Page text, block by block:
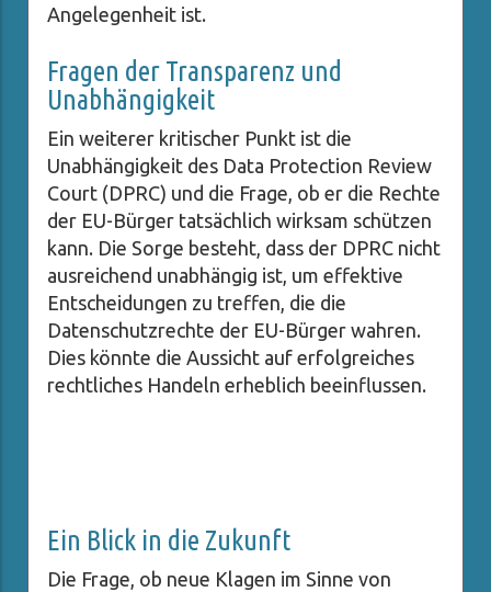
Angelegenheit ist.
Fragen der Transparenz und
Unabhängigkeit
Ein weiterer kritischer Punkt ist die
Unabhängigkeit des Data Protection Review
Court (DPRC) und die Frage, ob er die Rechte
der EU-Bürger tatsächlich wirksam schützen
kann. Die Sorge besteht, dass der DPRC nicht
ausreichend unabhängig ist, um effektive
Entscheidungen zu treffen, die die
Datenschutzrechte der EU-Bürger wahren.
Dies könnte die Aussicht auf erfolgreiches
rechtliches Handeln erheblich beeinflussen.
Ein Blick in die Zukunft
Die Frage, ob neue Klagen im Sinne von